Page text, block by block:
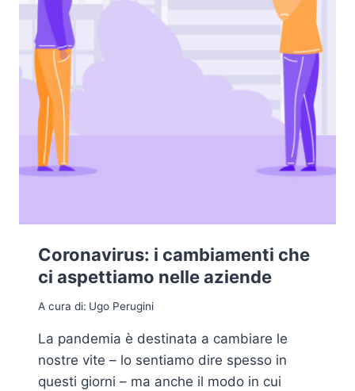
Coronavirus: i cambiamenti che
ci aspettiamo nelle aziende
A cura di: Ugo Perugini
La pandemia è destinata a cambiare le
nostre vite – lo sentiamo dire spesso in
questi giorni – ma anche il modo in cui